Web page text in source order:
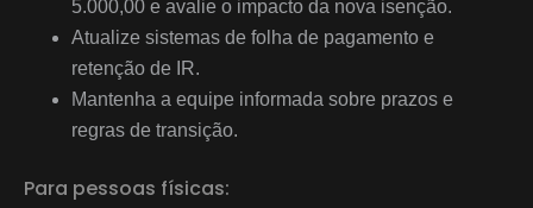
5.000,00 e avalie o impacto da nova isenção.
Atualize sistemas de folha de pagamento e
retenção de IR.
Mantenha a equipe informada sobre prazos e
regras de transição.
Para pessoas físicas: